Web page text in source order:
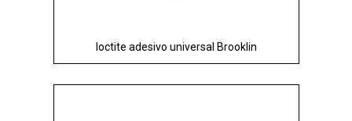
loctite adesivo universal Brooklin